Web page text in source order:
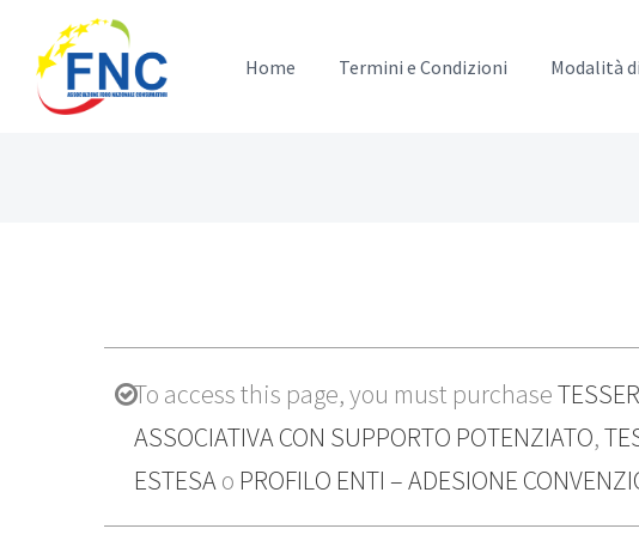
contenuto
Home Termini e Condizioni Modalità
To access this page, you must purchase
ASSOCIATIVA CON SUPPORTO POTENZIATO,
ESTESAo PROFILO ENTI – ADESIONE